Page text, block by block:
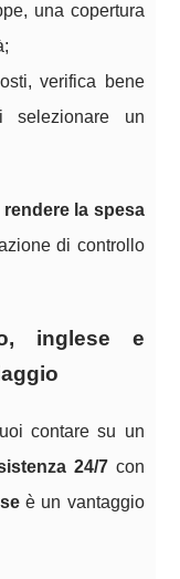
una copertura
verifica bene
selezionare un
rendere la spesa
di controllo
inglese e
contare su un
24/7con
è un vantaggio